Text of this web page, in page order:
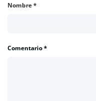
Nombre*
Comentario*